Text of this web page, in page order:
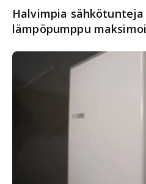
Halvimpia
lämpöpumppu